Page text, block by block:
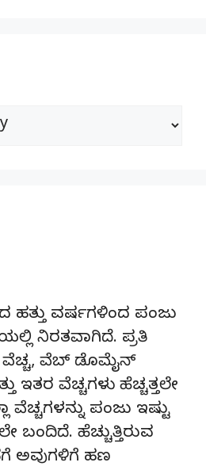
ಹತ್ತು ವರ್ಷಗಳಿಂದ ಪಂಜು
ನಿರತವಾಗಿದೆ. ಪ್ರತಿ
ವೆಬ್‌ ಡೊಮೈನ್‌
ಇತರ ವೆಚ್ಚಗಳು ಹೆಚ್ಚತ್ತಲೇ
ವೆಚ್ಚಗಳನ್ನು ಪಂಜು ಇಷ್ಟು
ಬಂದಿದೆ. ಹೆಚ್ಚುತ್ತಿರುವ
ಅವುಗಳಿಗೆ ಹಣ